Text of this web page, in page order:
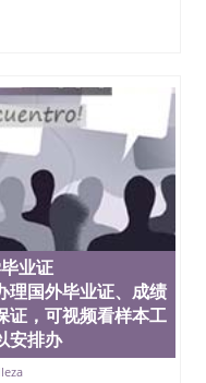
如计算机科学，电
，和航空学等，深
来研究与学习。
息； 2、客户付
点做电子图；
电子图确认好转成
者视频确认再付余
外DHL）。 三、
学历学位认证，
学回国人员证明
可查。 3、留信网
身受用。 四、办理
、商学院、交流学
、工程学院、健康
学院、人文学院、
育学院排名在全美
且继续攀升中。纽
业证
国外毕业证、成绩
证，可视频看样本工
安排办